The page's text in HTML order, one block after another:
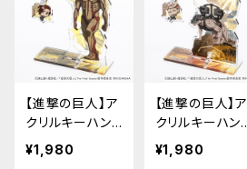
【進撃の巨人】ア
クリルキーハン
ガー（サシャ VS
鎧の巨人）
¥1,980
【進撃の巨人】ア
クリルキーハン
ガー（ジャン VS
車力の巨人）
¥1,980